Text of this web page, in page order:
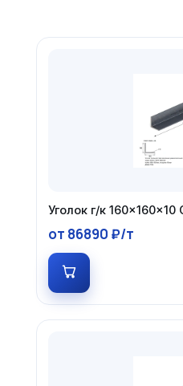
Уголок г/к 160×160×10
от 86890 ₽/т